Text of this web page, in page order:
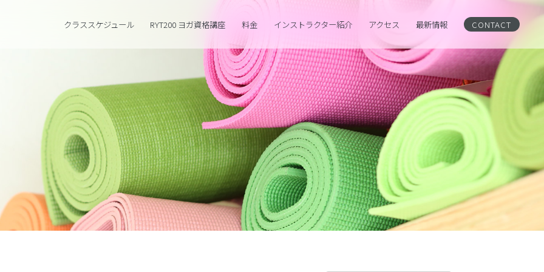
クラススケジュール RYT200 ヨガ資格講座 料金 インストラクター紹介 アクセス 最新情報 CONTACT